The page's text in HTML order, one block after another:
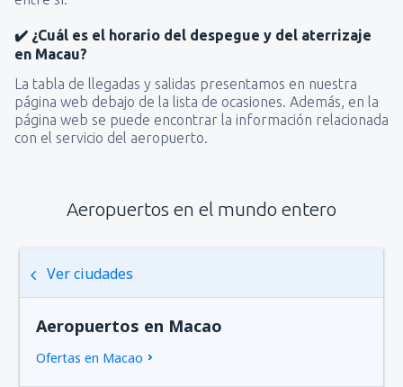
✔️ ¿Cuál es el horario del despegue y del aterrizaje
en Macau?
La tabla de llegadas y salidas presentamos en nuestra
página web debajo de la lista de ocasiones. Además, en la
página web se puede encontrar la información relacionada
con el servicio del aeropuerto.
Aeropuertos en el mundo entero
Ver ciudades
Aeropuertos en Macao
Ofertas en Macao